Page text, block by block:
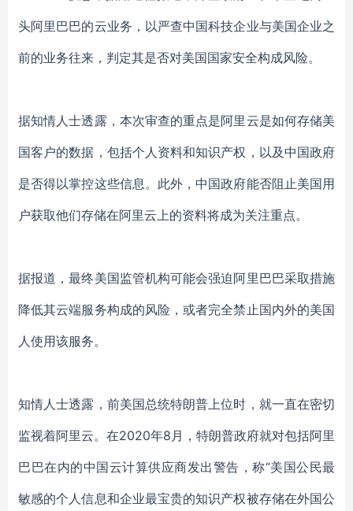
头阿里巴巴的云业务，以严查中国科技企业与美国企业之
前的业务往来，判定其是否对美国国家安全构成风险。
据知情人士透露，本次审查的重点是阿里云是如何存储美
国客户的数据，包括个人资料和知识产权，以及中国政府
是否得以掌控这些信息。此外，中国政府能否阻止美国用
户获取他们存储在阿里云上的资料将成为关注重点。
据报道，最终美国监管机构可能会强迫阿里巴巴采取措施
降低其云端服务构成的风险，或者完全禁止国内外的美国
人使用该服务。
知情人士透露，前美国总统特朗普上位时，就一直在密切
监视着阿里云。在2020年8月，特朗普政府就对包括阿里
巴巴在内的中国云计算供应商发出警告，称“美国公民最
敏感的个人信息和企业最宝贵的知识产权被存储在外国公